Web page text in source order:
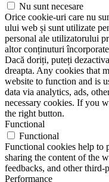
Nu sunt necesare
Orice cookie-uri care nu
ului web și sunt utilizate
personal ale utilizatorului
altor conținuturi
Dacă doriți, puteți
dreapta. Any cookies that
website to function and is
data via analytics, ads,
necessary cookies. If you
the right button.
Functional
Functional
Functional cookies help to
sharing the content of the
feedbacks, and other third-
Performance